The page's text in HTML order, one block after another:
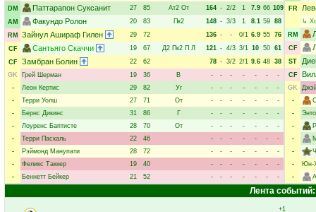
DM
Паттарапон Суксанит 27 85 Ат2 От 164 - 2/2 1 7.9 66 109
AM
Факундо Ролон 20 83 Пк2 148 - 3/3 1 8.1 59 88
RM
Зайнул Ашираф Гилен 29 72 136 - - 0/1 6.9 55 76
CF
Сантьяго Скаччи 19 67 Д2 Пк2 П Л 121 - 4/3 3/1 10 50 61
CF
Замбран Болин 22 62 78 - 3/2 2/1 9.6 48 38
GK
Грей Шерман 19 36 В - - - - - -
-
-
Леон Кертис 29 82 Уг - - - - - -
-
-
Терри Уолш 27 71 От - - - - - -
-
-
Бернс Дикинс 31 86 Г - - - - - -
-
-
Лоуренс Баптисте 28 70 От - - - - - -
-
-
Терри Паскаль 22 46 - - - - - -
-
-
Рэймонд Манупати 28 72 - - - - - -
-
-
Феликс Таккер 19 40 - - - - - -
-
-
Беннетт Бейкер 21 52 - - - - - - -
FR
↳
RM
CF
ST
CF
GK
-
-
-
-
-
-
Юн-
-
Лента событий:
+1